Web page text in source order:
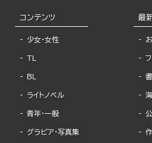
コンテンツ
少女・女性
TL
BL
ライトノベル
青年・一般
グラビア・写真集
最